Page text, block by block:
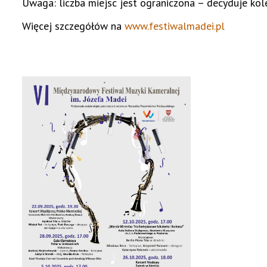
Więcej szczegółów na www.festiwalmadei.pl